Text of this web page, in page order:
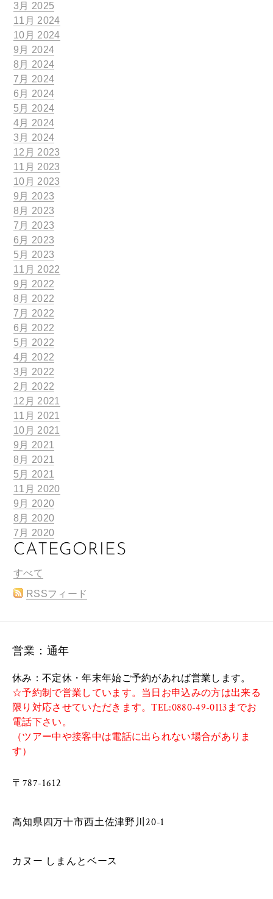
3月 2025
11月 2024
10月 2024
9月 2024
8月 2024
7月 2024
6月 2024
5月 2024
4月 2024
3月 2024
12月 2023
11月 2023
10月 2023
9月 2023
8月 2023
7月 2023
6月 2023
5月 2023
11月 2022
9月 2022
8月 2022
7月 2022
6月 2022
5月 2022
4月 2022
3月 2022
2月 2022
12月 2021
11月 2021
10月 2021
9月 2021
8月 2021
5月 2021
11月 2020
9月 2020
8月 2020
7月 2020
CATEGORIES
すべて
RSSフィード
営業：通年
休み：不定休・年末年始ご予約があれば営業します。
☆予約制で営業しています。当日お申込みの方は出来る
限り対応させていただきます。TEL:0880-49-0113までお
電話下さい。
（ツアー中や接客中は電話に出られない場合がありま
す）
〒787-1612
​高知県四万十市西土佐津野川20-1
カヌー しまんとベース